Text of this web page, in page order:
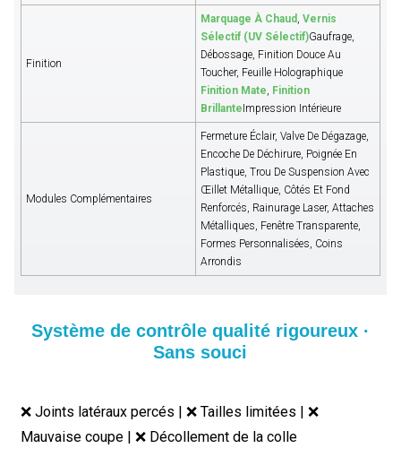
Finition
Marquage À Chaud , Vernis
Sélectif (UV Sélectif)Gaufrage,
Débossage, Finition Douce Au
Toucher, Feuille Holographique
Finition Mate, Finition
Brillante Impression Intérieure
Modules Complémentaires
Fermeture Éclair, Valve De Dégazage,
Encoche De Déchirure, Poignée En
Plastique, Trou De Suspension Avec
Œillet Métallique, Côtés Et Fond
Renforcés, Rainurage Laser, Attaches
Métalliques, Fenêtre Transparente,
Formes Personnalisées, Coins
Arrondis
Système de contrôle qualité rigoureux ·
Sans souci
❌ Joints latéraux percés | ❌ Tailles limitées | ❌
Mauvaise coupe | ❌ Décollement de la colle